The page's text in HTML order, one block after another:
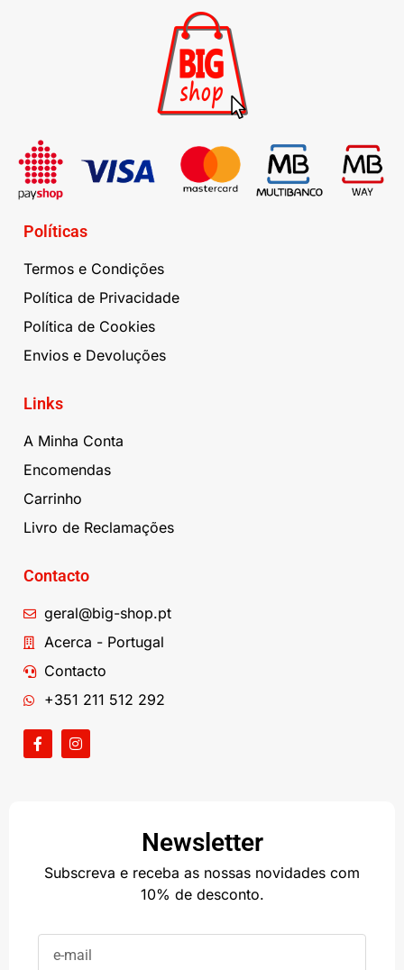
Políticas
Termos e Condições
Política de Privacidade
Política de Cookies
Envios e Devoluções
Links
A Minha Conta
Encomendas
Carrinho
Livro de Reclamações
Contacto
geral@big-shop.pt
Acerca - Portugal
Contacto
+351 211 512 292
Newsletter
Subscreva e receba as nossas novidades com
10% de desconto.